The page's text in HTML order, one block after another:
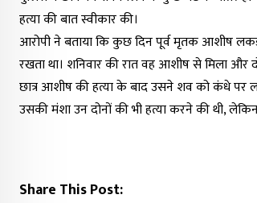
हत्या की बात स्वीकार की।
आरोपी ने बताया कि कुछ दिन पूर्व मृतक आशीष
रखता था। शनिवार की रात वह आशीष से मिला और
छात्र आशीष की हत्या के बाद उसने शव को कंधे पर
उसकी मंशा उन दोनों की भी हत्या करने की थी,
Share This Post: